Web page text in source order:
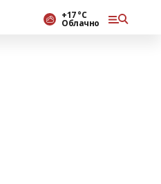
+17 °С
Облачно